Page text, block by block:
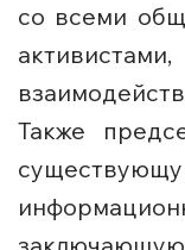
со всеми
Также